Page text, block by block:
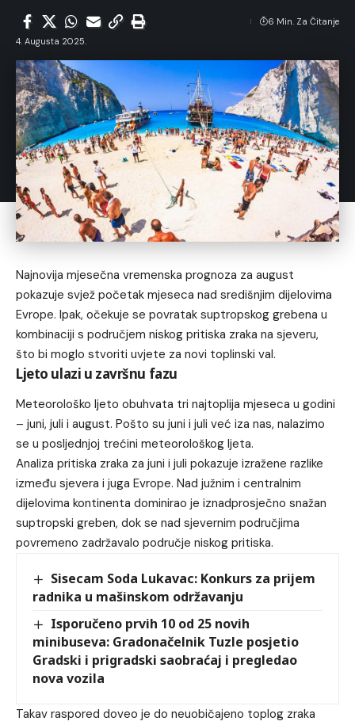
4. Augusta 2025.
6 Min. Za Čitanje
Najnovija mjesečna vremenska prognoza za august
pokazuje svjež početak mjeseca nad središnjim dijelovima
Evrope. Ipak, očekuje se povratak suptropskog grebena u
kombinaciji s područjem niskog pritiska zraka na sjeveru,
što bi moglo stvoriti uvjete za novi toplinski val.
Ljeto ulazi u završnu fazu
Meteorološko ljeto obuhvata tri najtoplija mjeseca u godini
– juni, juli i august. Pošto su juni i juli već iza nas, nalazimo
se u posljednjoj trećini meteorološkog ljeta.
Analiza pritiska zraka za juni i juli pokazuje izražene razlike
između sjevera i juga Evrope. Nad južnim i centralnim
dijelovima kontinenta dominirao je iznadprosječno snažan
suptropski greben, dok se nad sjevernim područjima
povremeno zadržavalo područje niskog pritiska.
Sisecam Soda Lukavac: Konkurs za prijem
radnika u mašinskom održavanju
Isporučeno prvih 10 od 25 novih
minibuseva: Gradonačelnik Tuzle posjetio
Gradski i prigradski saobraćaj i pregledao
nova vozila
Takav raspored doveo je do neuobičajeno toplog zraka